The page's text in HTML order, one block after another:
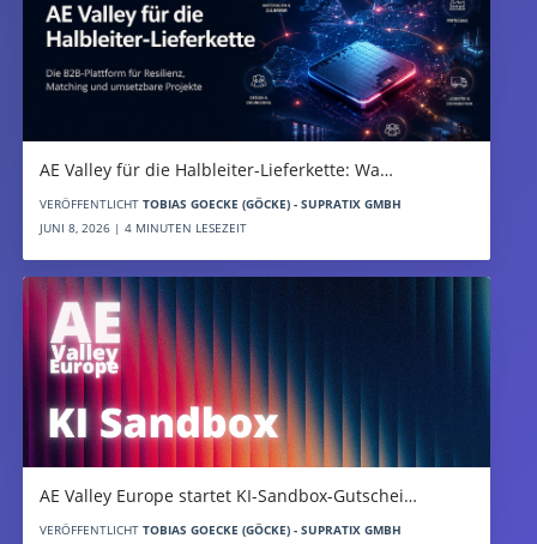
AE Valley für die Halbleiter-Lieferkette: Wa…
VERÖFFENTLICHT TOBIAS GOECKE (GÖCKE) - SUPRATIX GMBH
JUNI 8, 2026 | 4 MINUTEN LESEZEIT
AE Valley Europe startet KI-Sandbox-Gutschei…
VERÖFFENTLICHT TOBIAS GOECKE (GÖCKE) - SUPRATIX GMBH